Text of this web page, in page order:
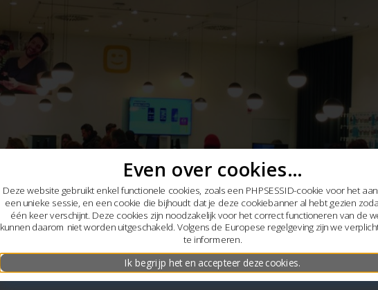
Even over cookies...
Deze website gebruikt enkel functionele cookies, zoals een PHPSESSID-cookie voor het
een unieke sessie, en een cookie die bijhoudt dat je deze cookiebanner al hebt gezien
één keer verschijnt. Deze cookies zijn noodzakelijk voor het correct functioneren van de
kunnen daarom niet worden uitgeschakeld. Volgens de Europese regelgeving zijn we
te informeren.
Ik begrijp het en accepteer deze cookies.